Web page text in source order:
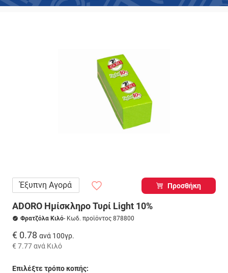
Έξυπνη Αγορά Προσθήκη
ADORO Ημίσκληρο Τυρί Light 10%
Φρατζόλα Κιλό- Κωδ. προϊόντος 878800
€ 0.78 ανά 100γρ.
€ 7.77ανά Κιλό
Επιλέξτε τρόπο κοπής: